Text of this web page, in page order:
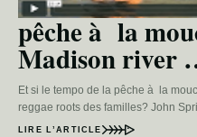
pêche à la
Madison river
Et si le tempo de la pêche à la
reggae roots des familles? John
LIRE L’ARTICLE